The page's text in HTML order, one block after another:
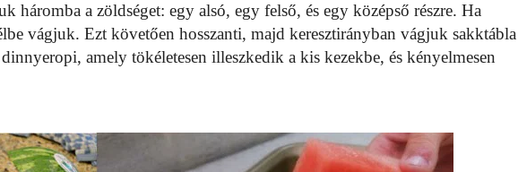
háromba a zöldséget: egy alsó, egy felső, és egy középső részre. Ha
vágjuk. Ezt követően hosszanti, majd keresztirányban vágjuk sakktábla
amely tökéletesen illeszkedik a kis kezekbe, és kényelmesen